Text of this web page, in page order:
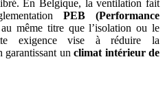
En Belgique, la ventilation fait
PEB (Performance
même titre que l’isolation ou le
exigence vise à réduire la
garantissant un climat intérieur de